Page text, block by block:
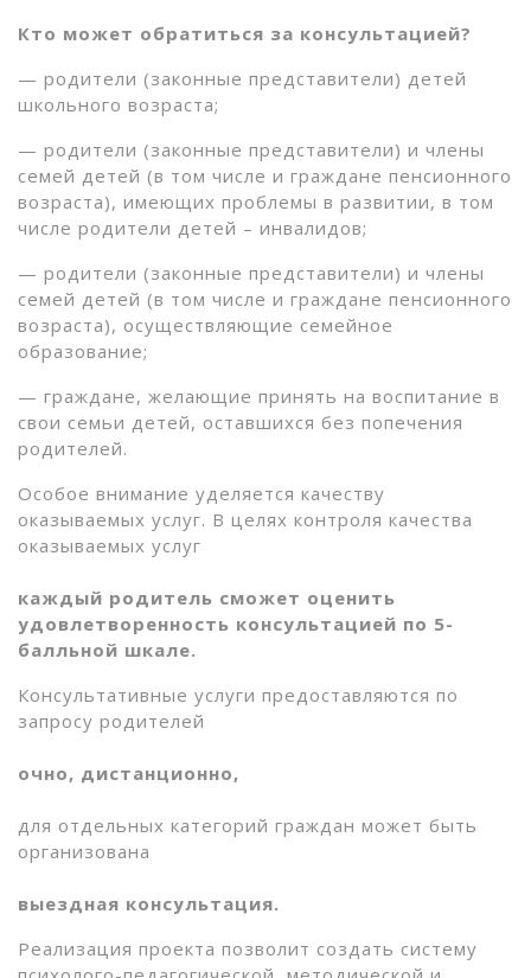
Кто может обратиться за консультацией?
— родители (законные представители) детей
школьного возраста;
— родители (законные представители) и члены
семей детей (в том числе и граждане пенсионного
возраста), имеющих проблемы в развитии, в том
числе родители детей – инвалидов;
— родители (законные представители) и члены
семей детей (в том числе и граждане пенсионного
возраста), осуществляющие семейное
образование;
— граждане, желающие принять на воспитание в
свои семьи детей, оставшихся без попечения
родителей.
Особое внимание уделяется качеству
оказываемых услуг. В целях контроля качества
оказываемых услуг
каждый родитель сможет оценить
удовлетворенность консультацией по 5-
балльной шкале.
Консультативные услуги предоставляются по
запросу родителей
очно, дистанционно,
для отдельных категорий граждан может быть
организована
выездная консультация.
Реализация проекта позволит создать систему